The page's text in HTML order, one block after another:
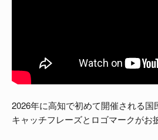
2026年に高知で初めて開催される国
キャッチフレーズとロゴマークがお